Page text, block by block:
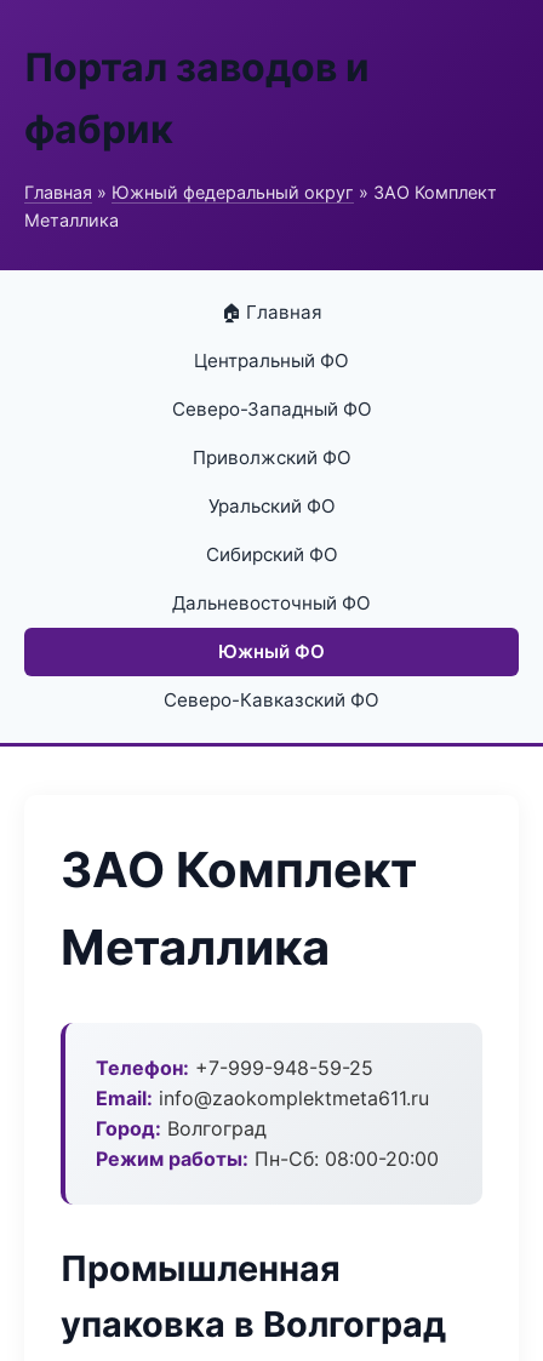
Портал заводов и
фабрик
Главная » Южный федеральный округ » ЗАО Комплект
Металлика
🏠 Главная
Центральный ФО
Северо-Западный ФО
Приволжский ФО
Уральский ФО
Сибирский ФО
Дальневосточный ФО
Южный ФО
Северо-Кавказский ФО
ЗАО Комплект
Металлика
Телефон: +7-999-948-59-25
Email: info@zaokomplektmeta611.ru
Город: Волгоград
Режим работы: Пн-Сб: 08:00-20:00
Промышленная
упаковка в Волгоград